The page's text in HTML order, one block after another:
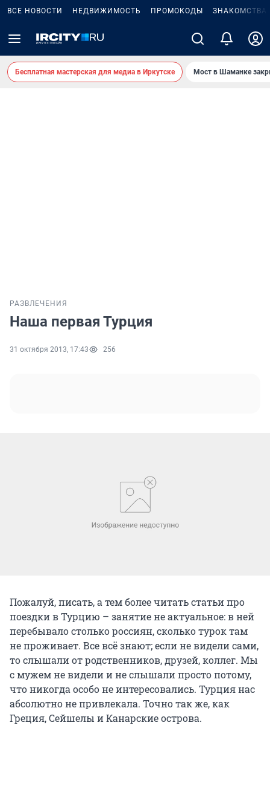
ВСЕ НОВОСТИ НЕДВИЖИМОСТЬ ПРОМОКОДЫ ЗНАКОМСТВА
Бесплатная мастерская для медиа в Иркутске Мост в Шаманке
РАЗВЛЕЧЕНИЯ
Наша первая Турция
31 октября 2013, 17:43 256
Пожалуй, писать, а тем более читать статьи про
поездки в Турцию – занятие не актуальное: в ней
перебывало столько россиян, сколько турок там
не проживает. Все всё знают; если не видели сами,
то слышали от родственников, друзей, коллег. Мы
с мужем не видели и не слышали просто потому,
что никогда особо не интересовались. Турция нас
абсолютно не привлекала. Точно так же, как
Греция, Сейшелы и Канарские острова.